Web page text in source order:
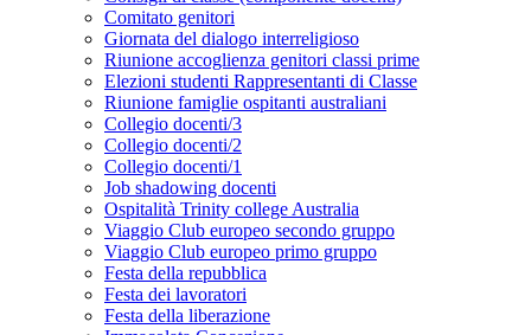
Comitato genitori
Giornata del dialogo interreligioso
Riunione accoglienza genitori classi prime
Elezioni studenti Rappresentanti di Classe
Riunione famiglie ospitanti australiani
Collegio docenti/3
Collegio docenti/2
Collegio docenti/1
Job shadowing docenti
Ospitalità Trinity college Australia
Viaggio Club europeo secondo gruppo
Viaggio Club europeo primo gruppo
Festa della repubblica
Festa dei lavoratori
Festa della liberazione